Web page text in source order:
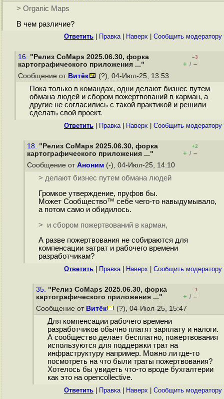
> Organic Maps
В чем различие?
Ответить Правка| Наверх Cообщить модератору
16. "Релиз CoMaps 2025.06.30, форка
картографического приложения ..."
–3
+ / –
Сообщение от Витёк (?), 04-Июл-25, 13:53
Пока только в командах, одни делают бизнес путем
обмана людей и сбором пожертвований в карман, а
другие не согласились с такой практикой и решили
сделать свой проект.
Ответить Правка| Наверх Cообщить модератору
18. "Релиз CoMaps 2025.06.30, форка
картографического приложения ..."
+2
+ / –
Сообщение от Аноним (-), 04-Июл-25, 14:10
> делают бизнес путем обмана людей
Громкое утверждение, пруфов бы.
Может Сообщество™ себе чего-то навыдумывало,
а потом само и обидилось.
> и сбором пожертвований в карман,
А разве пожертвования не собираются для
компенсации затрат и рабочего времени
разработчикам?
Ответить Правка| Наверх Cообщить модератору
35. "Релиз CoMaps 2025.06.30, форка
картографического приложения ..."
–1
+ / –
Сообщение от Витёк (?), 04-Июл-25, 15:47
Для компенсации рабочего времени
разработчиков обычно платят зарплату и налоги.
А сообщество делает бесплатно, пожертвования
используются для поддержки трат на
инфраструктуру например. Можно ли где-то
посмотреть на что были траты пожертвования?
Хотелось бы увидеть что-то вроде бухгалтерии
как это на opencollective.
Ответить Правка| Наверх Cообщить модератору